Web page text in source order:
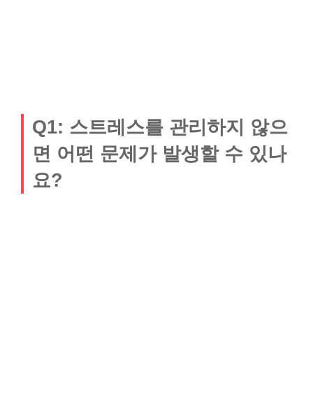
Q1: 스트레스를 관리하지 않으
면 어떤 문제가 발생할 수 있나
요?